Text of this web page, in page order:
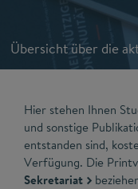
Übersicht über die
Hier stehen Ihnen
und sonstige
entstanden sind,
Verfügung. Die
Sekretariat